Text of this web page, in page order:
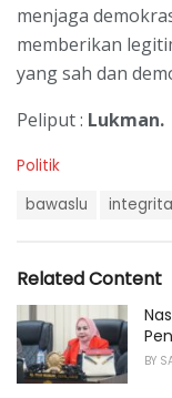
menjaga
memberikan
yang sah dan
Peliput : Lukman.
C
r
i
e
s
:
Politik
:
bawaslu
Related Content
BY